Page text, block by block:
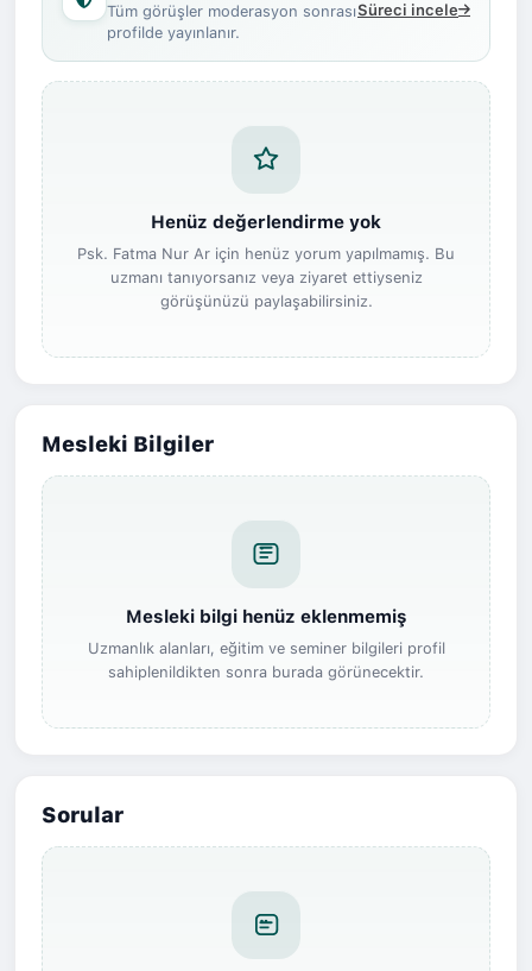
Tüm görüşler moderasyon sonrası
profilde yayınlanır.
Süreci incele
Henüz değerlendirme yok
Psk. Fatma Nur Ar için henüz yorum yapılmamış. Bu
uzmanı tanıyorsanız veya ziyaret ettiyseniz
görüşünüzü paylaşabilirsiniz.
Mesleki Bilgiler
Mesleki bilgi henüz eklenmemiş
Uzmanlık alanları, eğitim ve seminer bilgileri profil
sahiplenildikten sonra burada görünecektir.
Sorular